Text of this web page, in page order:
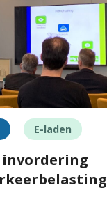
E-laden
invordering